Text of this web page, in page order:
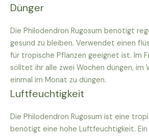
Dünger
Die Philodendron Rugosum benötigt
gesund zu bleiben. Verwendet einen
für tropische Pflanzen geeignet ist. Im
solltet ihr alle zwei Wochen düngen, im
einmal im Monat zu düngen.
Luftfeuchtigkeit
Die Philodendron Rugosum ist eine
benötigt eine hohe Luftfeuchtigkeit.